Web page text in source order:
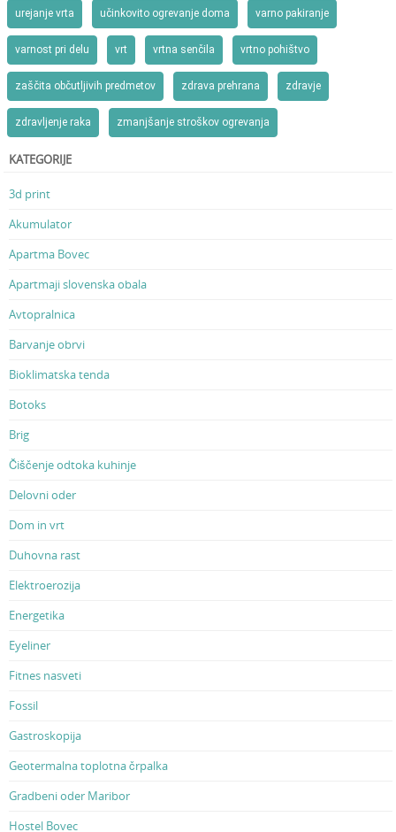
urejanje vrta učinkovito ogrevanje doma varno pakiranje
varnost pri delu vrt vrtna senčila vrtno pohištvo
zaščita občutljivih predmetov zdrava prehrana zdravje
zdravljenje raka zmanjšanje stroškov ogrevanja
KATEGORIJE
3d print
Akumulator
Apartma Bovec
Apartmaji slovenska obala
Avtopralnica
Barvanje obrvi
Bioklimatska tenda
Botoks
Brig
Čiščenje odtoka kuhinje
Delovni oder
Dom in vrt
Duhovna rast
Elektroerozija
Energetika
Eyeliner
Fitnes nasveti
Fossil
Gastroskopija
Geotermalna toplotna črpalka
Gradbeni oder Maribor
Hostel Bovec